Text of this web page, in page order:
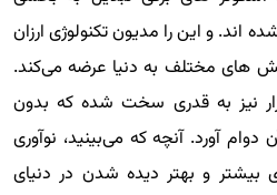
شده اند. و این را مدیون تکنولوژی ارزان
های مختلف به دنیا عرضه می‌کند.
نیز به قدری سخت شده که بدون
دوام آورد. آنچه که می‌بینید، نوآوری
بیشتر و بهتر دیده شدن در دنیای